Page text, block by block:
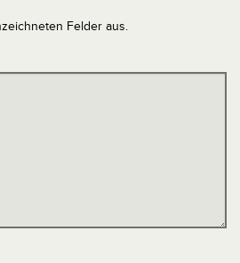
Felder aus.